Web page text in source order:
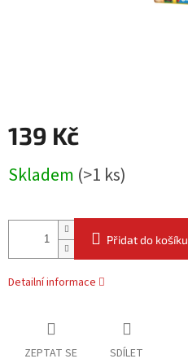
139 Kč
cena:
Skladem (>1 ks)
Přidat do košíku
Detailní informace
ZEPTAT SE SDÍLET